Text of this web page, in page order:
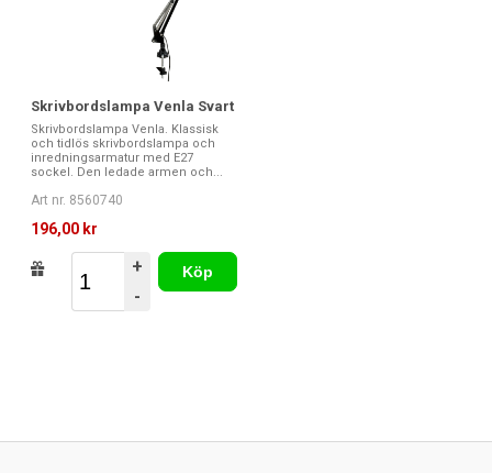
Skrivbordslampa Venla Svart
Skrivbordslampa Venla. Klassisk
och tidlös skrivbordslampa och
inredningsarmatur med E27
sockel. Den ledade armen och...
Art nr. 8560740
196,00 kr
+
-
Köp